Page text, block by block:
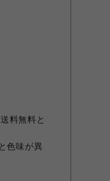
料無料と
色味が異